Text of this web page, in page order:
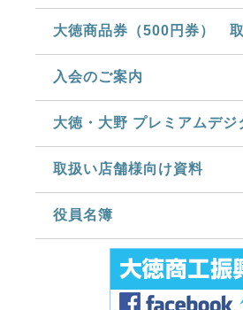
大徳商品券（500円券）
入会のご案内
大徳・大野 プレミアムデ
取扱い店舗様向け資料
役員名簿